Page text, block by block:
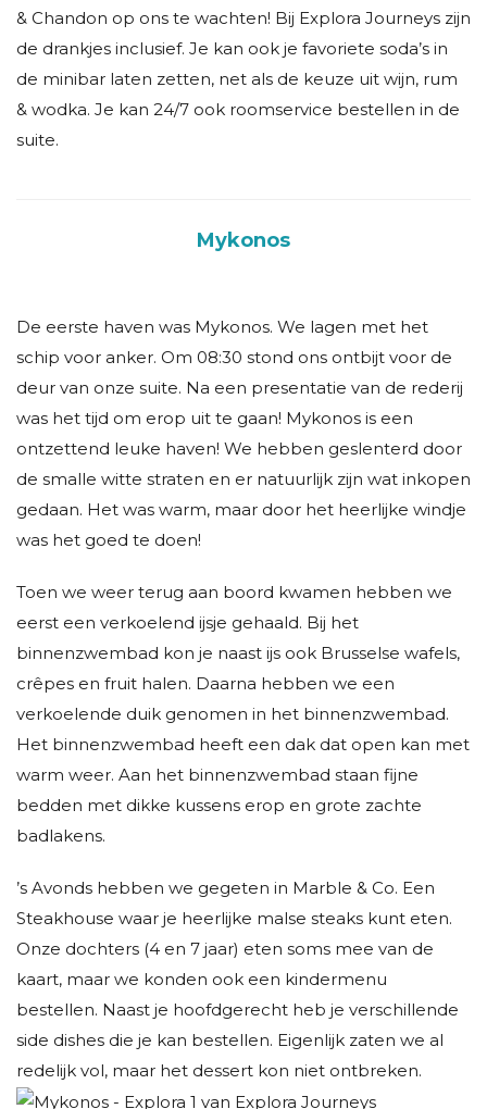
& Chandon op ons te wachten! Bij Explora Journeys zijn
de drankjes inclusief. Je kan ook je favoriete soda’s in
de minibar laten zetten, net als de keuze uit wijn, rum
& wodka. Je kan 24/7 ook roomservice bestellen in de
suite.
Mykonos
De eerste haven was Mykonos. We lagen met het
schip voor anker. Om 08:30 stond ons ontbijt voor de
deur van onze suite. Na een presentatie van de rederij
was het tijd om erop uit te gaan! Mykonos is een
ontzettend leuke haven! We hebben geslenterd door
de smalle witte straten en er natuurlijk zijn wat inkopen
gedaan. Het was warm, maar door het heerlijke windje
was het goed te doen!
Toen we weer terug aan boord kwamen hebben we
eerst een verkoelend ijsje gehaald. Bij het
binnenzwembad kon je naast ijs ook Brusselse wafels,
crêpes en fruit halen. Daarna hebben we een
verkoelende duik genomen in het binnenzwembad.
Het binnenzwembad heeft een dak dat open kan met
warm weer. Aan het binnenzwembad staan fijne
bedden met dikke kussens erop en grote zachte
badlakens.
’s Avonds hebben we gegeten in Marble & Co. Een
Steakhouse waar je heerlijke malse steaks kunt eten.
Onze dochters (4 en 7 jaar) eten soms mee van de
kaart, maar we konden ook een kindermenu
bestellen. Naast je hoofdgerecht heb je verschillende
side dishes die je kan bestellen. Eigenlijk zaten we al
redelijk vol, maar het dessert kon niet ontbreken.